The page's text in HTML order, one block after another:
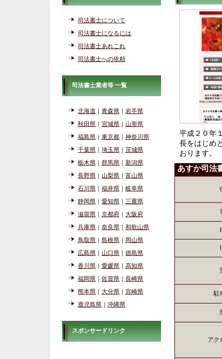
平成２０年
長をはじめ
おります。
あすか司法
駐
アク
司法書士について
司法書士になるには
司法書士あれこれ
司法書士への依頼
司法書士業者等 一覧
北海道 青森県
岩手県
秋田県
宮城県
山形県
福島県
東京都
神奈川県
千葉県
埼玉県
茨城県
栃木県
群馬県
新潟県
長野県
山梨県
富山県
石川県
福井県
岐阜県
静岡県
愛知県
三重県
滋賀県
京都府
大阪府
兵庫県
奈良県
和歌山県
鳥取県
島根県
岡山県
広島県
山口県
徳島県
香川県
愛媛県
高知県
福岡県
佐賀県
長崎県
熊本県
大分県
宮崎県
鹿児島県
沖縄県
スポンサードリンク